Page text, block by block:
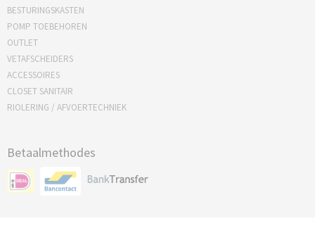
BESTURINGSKASTEN
POMP TOEBEHOREN
OUTLET
VETAFSCHEIDERS
ACCESSOIRES
CLOSET SANITAIR
RIOLERING / AFVOERTECHNIEK
Betaalmethodes